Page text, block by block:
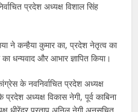
प्रदेश अध्यक्ष विशाल सिंह
ने कन्हैया कुमार का, प्रदेश नेतृत्व का
और आभार ज्ञापित किया।
के नवनिर्वाचित प्रदेश अध्यक्ष
अध्यक्ष विकास नेगी, पूर्व काबिना